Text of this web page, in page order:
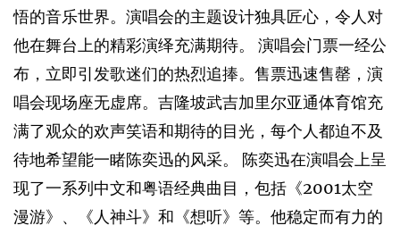
悟的音乐世界。演唱会的主题设计独具匠心，令人对
他在舞台上的精彩演绎充满期待。 演唱会门票一经公
布，立即引发歌迷们的热烈追捧。售票迅速售罄，演
唱会现场座无虚席。吉隆坡武吉加里尔亚通体育馆充
满了观众的欢声笑语和期待的目光，每个人都迫不及
待地希望能一睹陈奕迅的风采。 陈奕迅在演唱会上呈
现了一系列中文和粤语经典曲目，包括《2001太空
漫游》、《人神斗》和《想听》等。他稳定而有力的